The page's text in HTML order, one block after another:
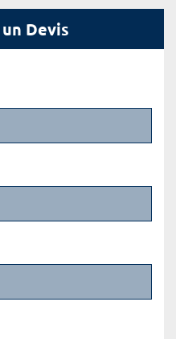
un Devis